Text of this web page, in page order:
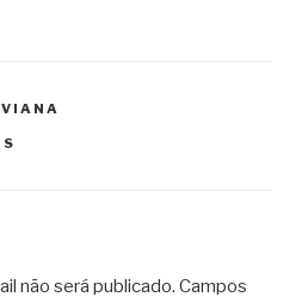
não será publicado. Campos